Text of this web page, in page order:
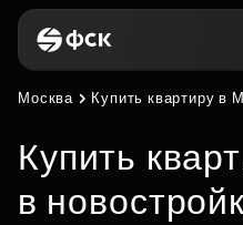
Москва Купить квартиру в
Купить
в